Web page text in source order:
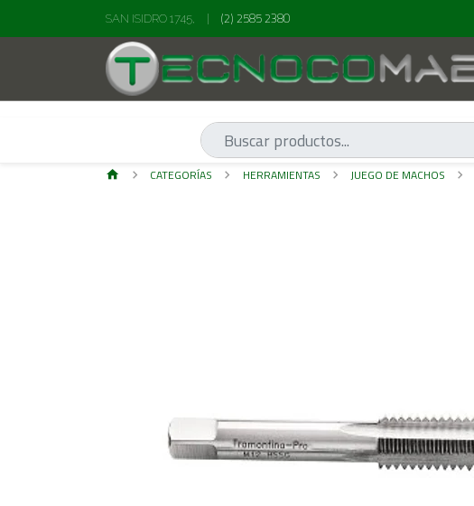
SAN ISIDRO 1745, (2) 2585 2380
CATEGORÍAS HERRAMIENTAS JUEGO DE MACHOS